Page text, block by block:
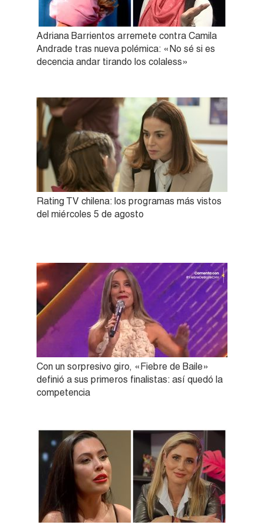
Adriana Barrientos arremete contra Camila
Andrade tras nueva polémica: «No sé si es
decencia andar tirando los colaless»
Rating TV chilena: los programas más vistos
del miércoles 5 de agosto
Con un sorpresivo giro, «Fiebre de Baile»
definió a sus primeros finalistas: así quedó la
competencia